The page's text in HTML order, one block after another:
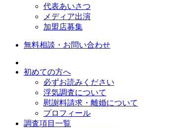
代表あいさつ
メディア出演
加盟店募集
無料相談・お問い合わせ
初めての方へ
必ずお読みください
浮気調査について
慰謝料請求・離婚について
プロフィール
調査項目一覧